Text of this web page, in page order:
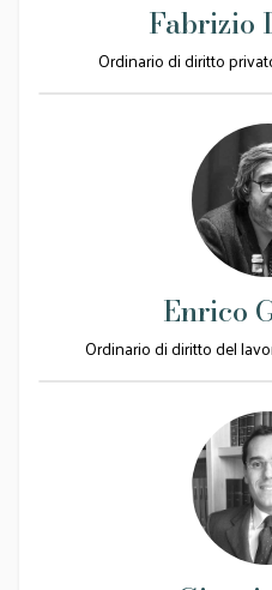
Fabrizio
Ordinario di diritto
Enrico
Ordinario di diritto del